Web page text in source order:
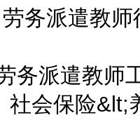
派遣教师
派遣教师工
社会保险&lt;